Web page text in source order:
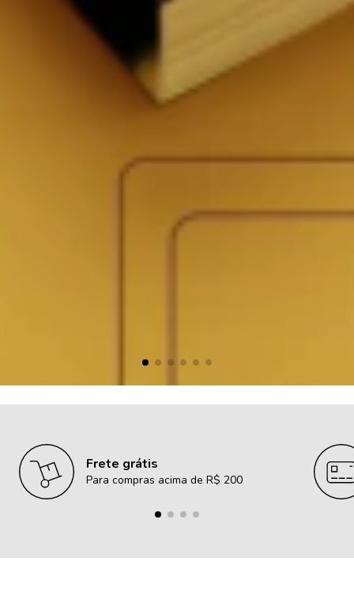
Frete grátis
Para compras acima de R$ 200